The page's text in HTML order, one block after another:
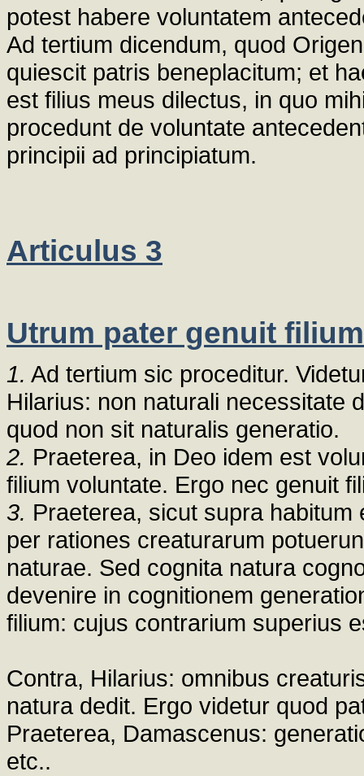
potest habere voluntatem
Ad tertium dicendum, quod
quiescit patris beneplacitum; et
est filius meus dilectus, in quo
procedunt de voluntate
principii ad principiatum.
Articulus 3
Utrum pater genuit
1. Ad tertium sic proceditur.
Hilarius: non naturali necessitate
quod non sit naturalis generatio.
2. Praeterea, in Deo idem est
filium voluntate. Ergo nec genuit
3. Praeterea, sicut supra
per rationes creaturarum
naturae. Sed cognita natura
devenire in cognitionem
filium: cujus contrarium superius
Contra, Hilarius: omnibus
natura dedit. Ergo videtur quod
Praeterea, Damascenus:
etc..